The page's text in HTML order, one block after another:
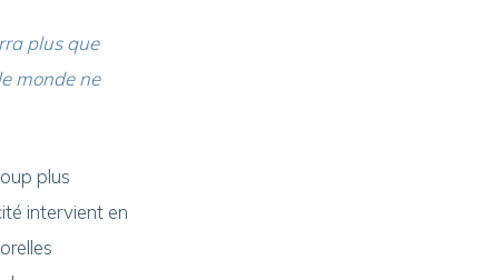
plus que
monde ne
plus
intervient en